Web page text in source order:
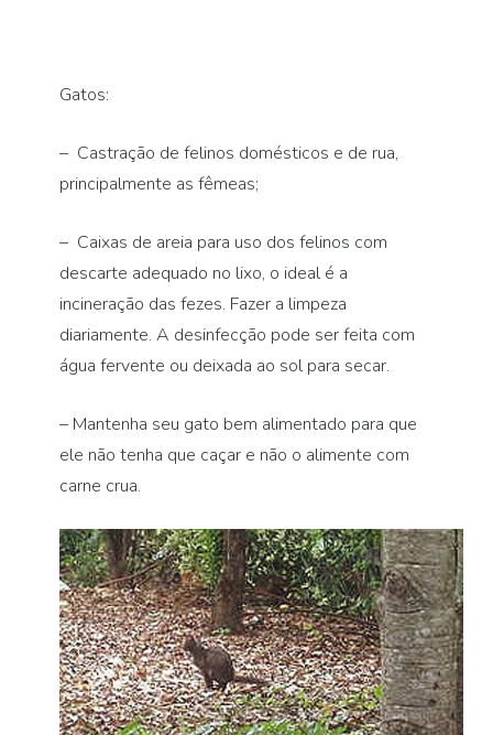
Gatos:
– Castração de felinos domésticos e de rua,
principalmente as fêmeas;
– Caixas de areia para uso dos felinos com
descarte adequado no lixo, o ideal é a
incineração das fezes. Fazer a limpeza
diariamente. A desinfecção pode ser feita com
água fervente ou deixada ao sol para secar.
– Mantenha seu gato bem alimentado para que
ele não tenha que caçar e não o alimente com
carne crua.